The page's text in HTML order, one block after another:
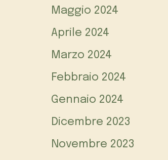
Maggio 2024
Aprile 2024
Marzo 2024
Febbraio 2024
Gennaio 2024
Dicembre 2023
Novembre 2023